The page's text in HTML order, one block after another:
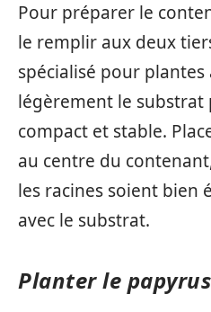
Pour préparer le
le remplir aux deux
spécialisé pour plantes
légèrement le substrat
compact et stable.
au centre du
les racines soient bien
avec le substrat.
Planter le